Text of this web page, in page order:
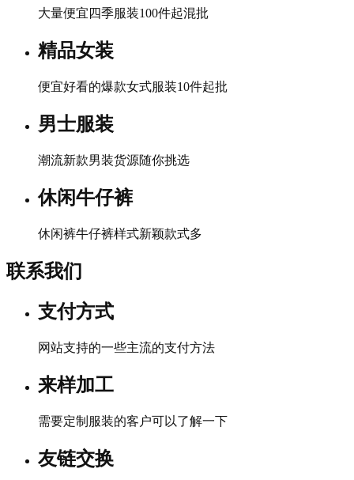
大量便宜四季服装100件起混批
精品女装
便宜好看的爆款女式服装10件起批
男士服装
潮流新款男装货源随你挑选
休闲牛仔裤
休闲裤牛仔裤样式新颖款式多
联系我们
支付方式
网站支持的一些主流的支付方法
来样加工
需要定制服装的客户可以了解一下
友链交换